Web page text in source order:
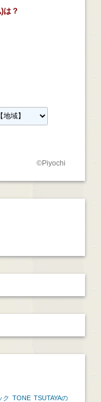
は？
©Piyochi
ク TONE TSUTAYAの